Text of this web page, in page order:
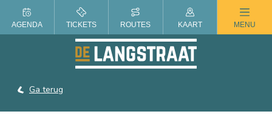
ZOMER IN DE LANGSTRAAT
Ga terug
AGENDA TICKETS ROUTES KAART MENU